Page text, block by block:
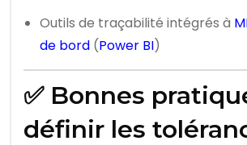
Outils de traçabilité intégrés à
de bord (Power BI)
✅ Bonnes
définir les